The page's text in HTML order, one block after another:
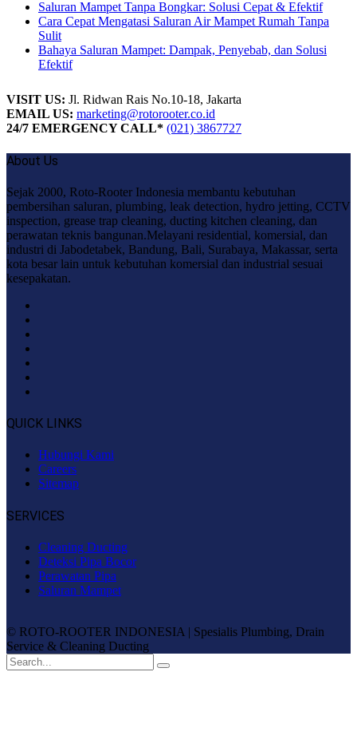
Saluran Mampet Tanpa Bongkar: Solusi Cepat & Efektif
Cara Cepat Mengatasi Saluran Air Mampet Rumah Tanpa
Sulit
Bahaya Saluran Mampet: Dampak, Penyebab, dan Solusi
Efektif
VISIT US: Jl. Ridwan Rais No.10-18, Jakarta
EMAIL US: marketing@rotorooter.co.id
24/7 EMERGENCY CALL* (021) 3867727
About Us
Sejak 2000, Roto-Rooter Indonesia membantu kebutuhan
pembersihan saluran, plumbing, leak detection, hydro jetting, CCTV
inspection, grease trap cleaning, ducting kitchen cleaning, dan
perawatan teknis bangunan.Melayani residential, komersial, dan
industri di Jabodetabek, Bandung, Bali, Surabaya, Makassar, serta
kota besar lain untuk kebutuhan komersial dan industrial sesuai
kesepakatan.
QUICK LINKS
Hubungi Kami
Careers
Sitemap
SERVICES
Cleaning Ducting
Deteksi Pipa Bocor
Perawatan Pipa
Saluran Mampet
© ROTO-ROOTER INDONESIA | Spesialis Plumbing, Drain
Service & Cleaning Ducting